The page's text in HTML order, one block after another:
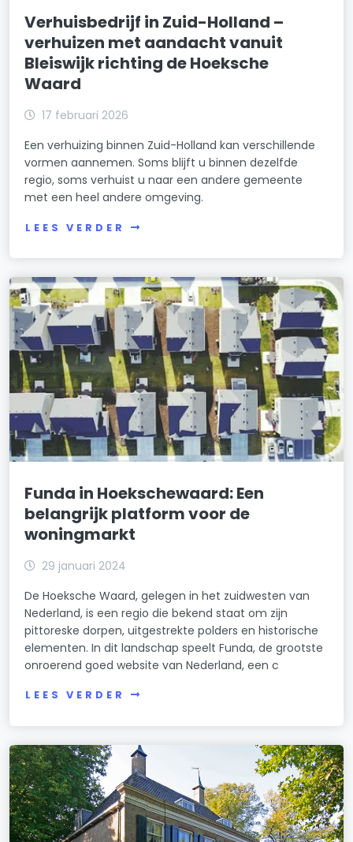
Verhuisbedrijf in Zuid-Holland –
verhuizen met aandacht vanuit
Bleiswijk richting de Hoeksche
Waard
17 februari 2026
Een verhuizing binnen Zuid-Holland kan verschillende
vormen aannemen. Soms blijft u binnen dezelfde
regio, soms verhuist u naar een andere gemeente
met een heel andere omgeving.
LEES VERDER
Funda in Hoekschewaard: Een
belangrijk platform voor de
woningmarkt
29 januari 2024
De Hoeksche Waard, gelegen in het zuidwesten van
Nederland, is een regio die bekend staat om zijn
pittoreske dorpen, uitgestrekte polders en historische
elementen. In dit landschap speelt Funda, de grootste
onroerend goed website van Nederland, een c
LEES VERDER